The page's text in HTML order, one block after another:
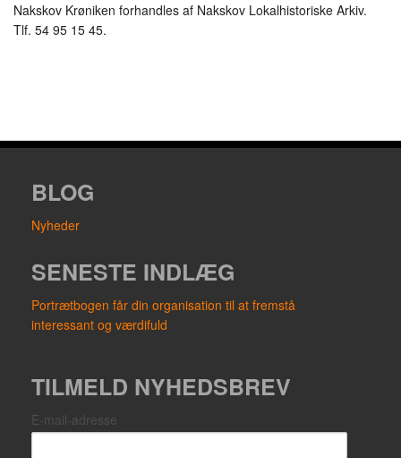
Nakskov Krøniken forhandles af Nakskov Lokalhistoriske Arkiv.
Tlf. 54 95 15 45.
BLOG
Nyheder
SENESTE INDLÆG
Portrætbogen får din organisation til at fremstå
interessant og værdifuld
TILMELD NYHEDSBREV
E-mail-adresse